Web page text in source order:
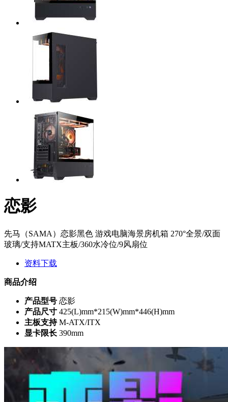
恋影
先马（SAMA）恋影黑色 游戏电脑海景房机箱 270°全景/双面
玻璃/支持MATX主板/360水冷位/9风扇位
资料下载
商品介绍
产品型号 恋影
产品尺寸 425(L)mm*215(W)mm*446(H)mm
主板支持 M-ATX/ITX
显卡限长 390mm